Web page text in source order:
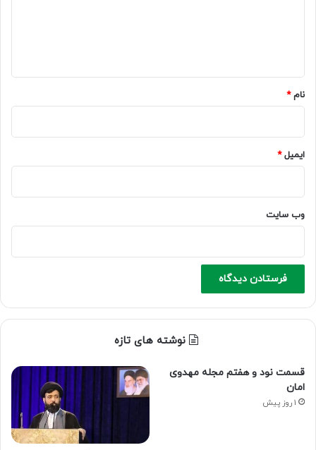
نام*
ایمیل*
وب‌ سایت
نوشته های تازه
قسمت نود و هفتم مجله مهدوی
امان
1 روز پیش